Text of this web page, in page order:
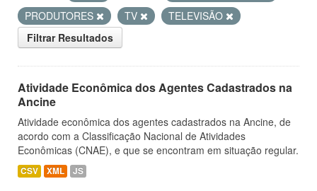
PRODUTORES
TV
TELEVISÃO
Filtrar Resultados
Atividade Econômica dos Agentes Cadastrados na
Ancine
Atividade econômica dos agentes cadastrados na Ancine, de
acordo com a Classificação Nacional de Atividades
Econômicas (CNAE), e que se encontram em situação regular.
CSV XML JS